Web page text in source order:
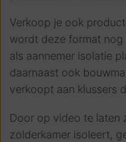
Verkoop je ook
wordt deze format nog
als aannemer isolatie
daarnaast ook
verkoopt aan klussers
Door op video te laten
zolderkamer isoleert,